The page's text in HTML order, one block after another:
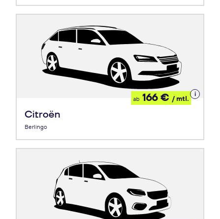
Citroën
Berlingo
ab 166 € / mtl.
Details
zum